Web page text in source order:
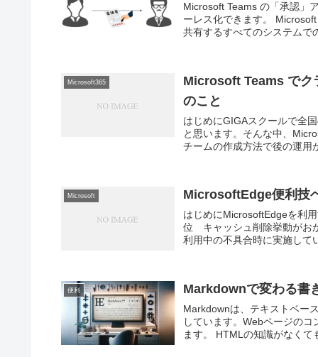
Microsoft Teams の「承認」
ーレス化できます。
共有するすべてのシステムで
Microsoft365
Microsoft Teams でク
のこと
はじめにGIGAスクールで全
と思います。そんな中、
チームの作成方法で後の運用
Microsoft MicrosoftEdge便利技
はじめにMicrosoftEdgeを利
位 キャッシュ削除挙動がお
利用中の不具合時に実施して
便利 Markdownで変わる書
Markdownは、テキストベー
しています。Webページの
ます。 HTMLの知識がなく